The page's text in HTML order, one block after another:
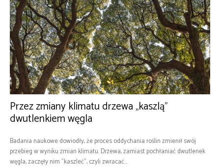
Przez zmiany klimatu drzewa „kaszlą”
dwutlenkiem węgla
Badania naukowe dowiodły, że proces oddychania roślin zmienił swój
przebieg w wyniku zmian klimatu. Drzewa, zamiast pochłaniać dwutlenek
węgla, zaczęły nim "kaszleć", czyli zwracać...